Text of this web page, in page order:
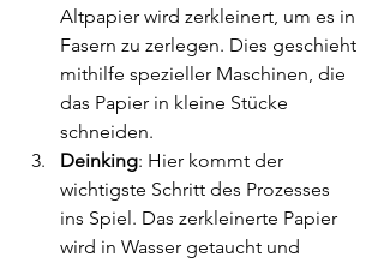
Altpapier wird zerkleinert, um es in
Fasern zu zerlegen. Dies geschieht
mithilfe spezieller Maschinen, die
das Papier in kleine Stücke
schneiden.
Deinking: Hier kommt der
wichtigste Schritt des Prozesses
ins Spiel. Das zerkleinerte Papier
wird in Wasser getaucht und